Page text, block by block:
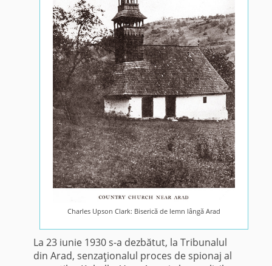
Charles Upson Clark: Biserică de lemn lângă Arad
La 23 iunie 1930 s-a dezbătut, la Tribunalul
din Arad, senzaţionalul proces de spionaj al